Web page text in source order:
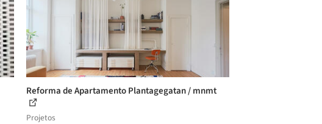
Reforma de Apartamento Plantagegatan / mnmt
Projetos